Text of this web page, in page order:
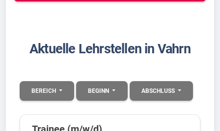
Aktuelle Lehrstellen in Vahrn
BEREICH BEGINN ABSCHLUSS